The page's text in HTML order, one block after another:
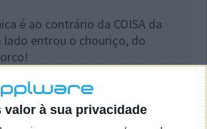
valor à sua privacidade
é ao contrário da COISA da
lado entrou o chouriço, do